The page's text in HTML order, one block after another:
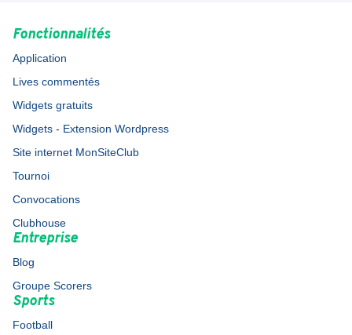
Fonctionnalités
Application
Lives commentés
Widgets gratuits
Widgets - Extension Wordpress
Site internet MonSiteClub
Tournoi
Convocations
Clubhouse
Entreprise
Blog
Groupe Scorers
Sports
Football